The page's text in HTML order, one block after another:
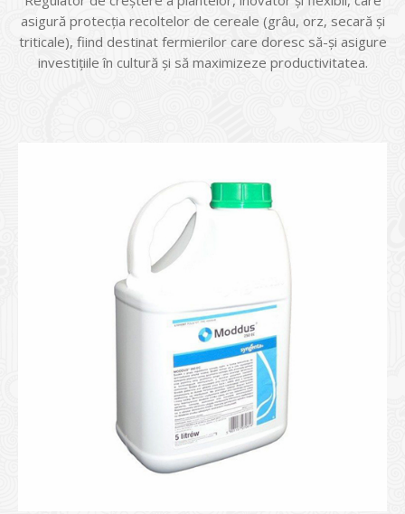
asigură protecţia recoltelor de cereale (grâu, orz, secară și
triticale), fiind destinat fermierilor care doresc să-şi asigure
investițiile în cultură şi să maximizeze productivitatea.